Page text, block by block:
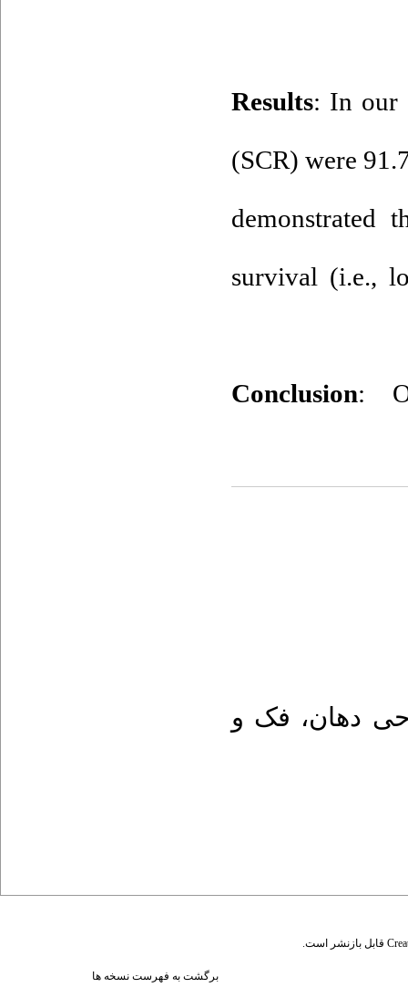
Results: In our
(SCR) were
demonstrated
survival (i.e.,
:
دهان، فک و
قابل بازنشر است.
برگشت به فهرست نسخه ها